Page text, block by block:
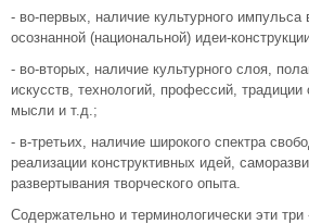
- во-первых, наличие культурного
осознанной (национальной) идеи-
- во-вторых, наличие культурного слоя,
искусств, технологий, профессий, традиции
мысли и т.д.;
- в-третьих, наличие широкого спектра
реализации конструктивных идей,
развертывания творческого опыта.
Содержательно и терминологически эти три